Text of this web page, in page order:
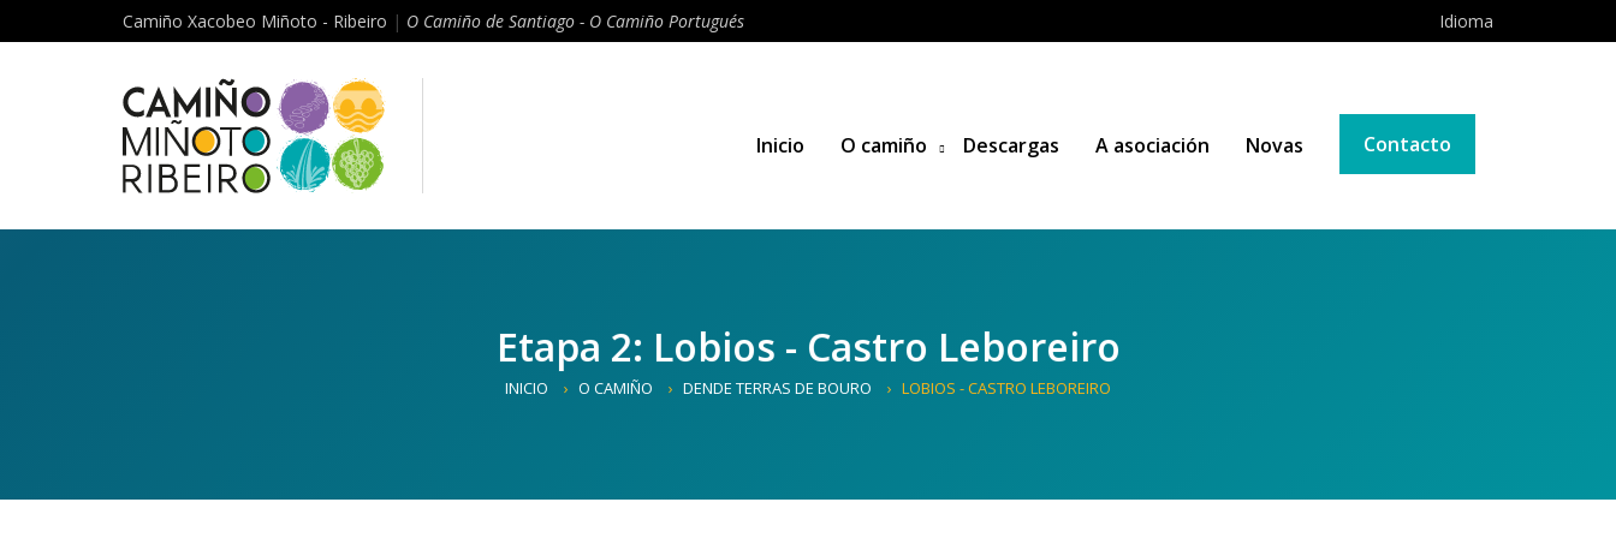
Camiño Xacobeo Miñoto - Ribeiro | O Camiño de Santiago - O Camiño Portugués Idioma
Inicio O camiño Descargas A asociación Novas Contacto
Etapa 2: Lobios - Castro Leboreiro
INICIO O CAMIÑO DENDE TERRAS DE BOURO LOBIOS - CASTRO LEBOREIRO